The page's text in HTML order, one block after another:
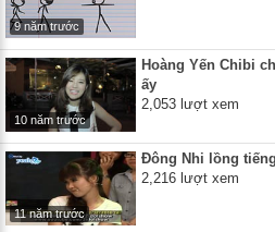
9 năm trước
10 năm trước
Hoàng Yến Chibi
ấy
2,053 lượt xem
11 năm trước
Đông Nhi lồng
2,216 lượt xem